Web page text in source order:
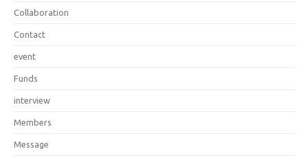
Collaboration
Contact
event
Funds
interview
Members
Message